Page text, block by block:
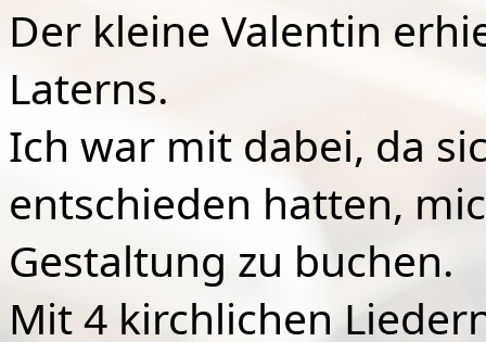
Der kleine Valentin
Laterns.
Ich war mit dabei, da
entschieden hatten,
Gestaltung zu buchen.
Mit 4 kirchlichen